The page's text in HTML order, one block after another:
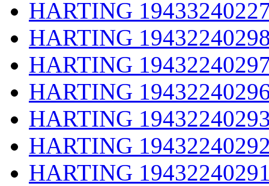
HARTING
HARTING
HARTING
HARTING
HARTING
HARTING
HARTING